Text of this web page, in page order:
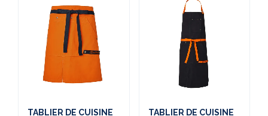
TABLIER DE CUISINE
TABLIER DE CUISINE